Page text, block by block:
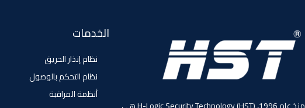
الخدمات
نظام إنذار الحريق
نظام التحكم بالوصول
أنظمة المراقبة